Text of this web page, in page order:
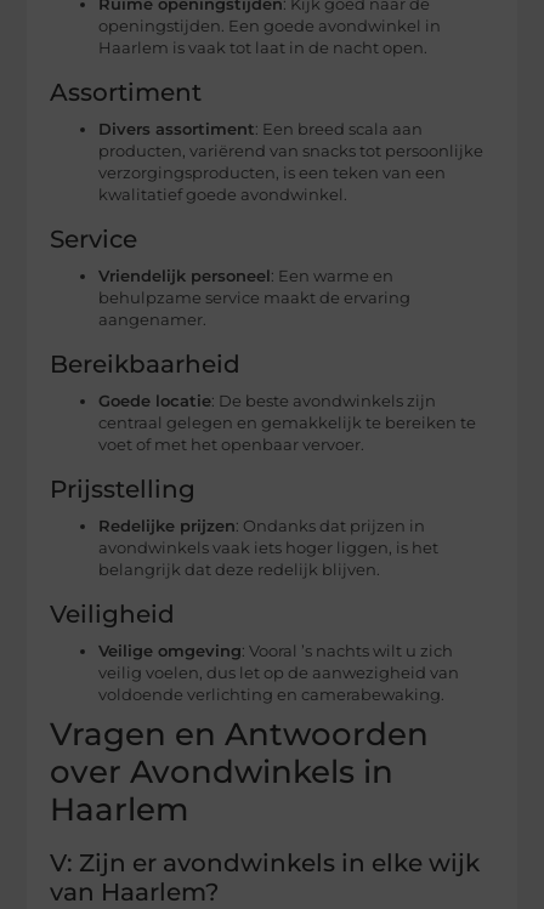
Ruime openingstijden: Kijk goed naar de
openingstijden. Een goede avondwinkel in
Haarlem is vaak tot laat in de nacht open.
Assortiment
Divers assortiment: Een breed scala aan
producten, variërend van snacks tot persoonlijke
verzorgingsproducten, is een teken van een
kwalitatief goede avondwinkel.
Service
Vriendelijk personeel : Een warme en
behulpzame service maakt de ervaring
aangenamer.
Bereikbaarheid
Goede locatie: De beste avondwinkels zijn
centraal gelegen en gemakkelijk te bereiken te
voet of met het openbaar vervoer.
Prijsstelling
Redelijke prijzen: Ondanks dat prijzen in
avondwinkels vaak iets hoger liggen, is het
belangrijk dat deze redelijk blijven.
Veiligheid
Veilige omgeving: Vooral ’s nachts wilt u zich
veilig voelen, dus let op de aanwezigheid van
voldoende verlichting en camerabewaking.
Vragen en Antwoorden
over Avondwinkels in
Haarlem
V: Zijn er avondwinkels in elke wijk
van Haarlem?